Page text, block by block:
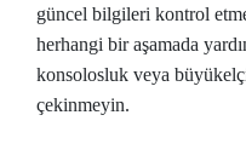
güncel bilgileri kontrol
herhangi bir aşamada
konsolosluk veya
çekinmeyin.